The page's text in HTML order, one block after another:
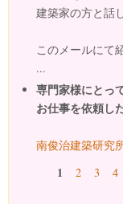
建築家の方と話
このメールにて
...
専門家様にとっ
お仕事を依頼し
南俊治建築研究
ページ1 2 3 4